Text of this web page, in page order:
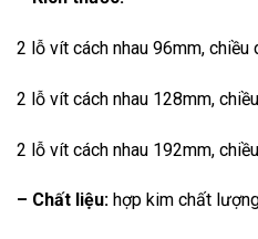
2 lỗ vít cách nhau 96mm,
2 lỗ vít cách nhau 128mm,
2 lỗ vít cách nhau 192mm,
– Chất liệu: hợp kim chất